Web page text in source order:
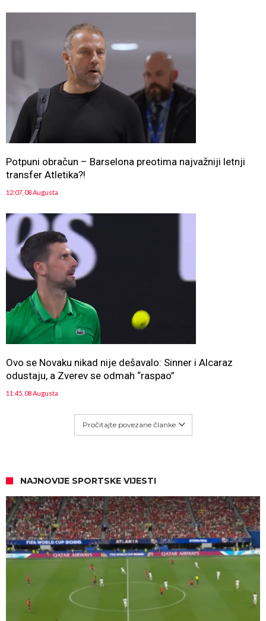
Potpuni obračun – Barselona preotima najvažniji letnji
transfer Atletika?!
12:07, 08 Augusta
Ovo se Novaku nikad nije dešavalo: Sinner i Alcaraz
odustaju, a Zverev se odmah “raspao”
11:45, 08 Augusta
Pročitajte povezane članke
NAJNOVIJE SPORTSKE VIJESTI